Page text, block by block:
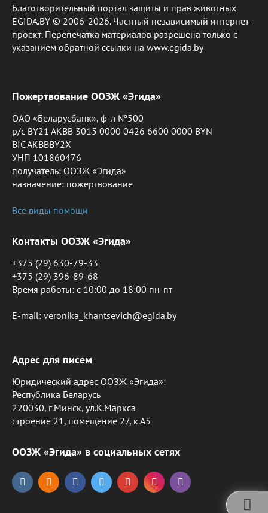
Благотворительный портал защиты и прав животных
EGIDA.BY © 2006-2026. Частный независимый интернет-
проект. Перепечатка материалов разрешена только с
указанием обратной ссылки на www.egida.by
Пожертвование ООЗЖ «Эгида»
ОАО «Беларусбанк», ф-л №500
р/с BY21 AKBB 3015 0000 0426 6600 0000 BYN
BIC AKBBBY2X
УНП 101860476
получатель: ООЗЖ «Эгида»
назначение: пожертвование
Все виды помощи
Контакты ООЗЖ «Эгида»
+375 (29) 630-79-33
+375 (29) 396-89-68
Время работы: c 10:00 до 18:00 пн-пт
E-mail: veronika_khantsevich@egida.by
Адрес для писем
Юридический адрес ООЗЖ «Эгида»:
Республика Беларусь
220030, г.Минск, ул.К.Маркса
строение 21, помещение 27, к.А5
ООЗЖ «Эгида» в социальных сетях